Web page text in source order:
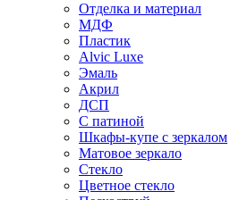
Отделка и материал
МДФ
Пластик
Alvic Luxe
Эмаль
Акрил
ДСП
С патиной
Шкафы-купе с зеркалом
Матовое зеркало
Стекло
Цветное стекло